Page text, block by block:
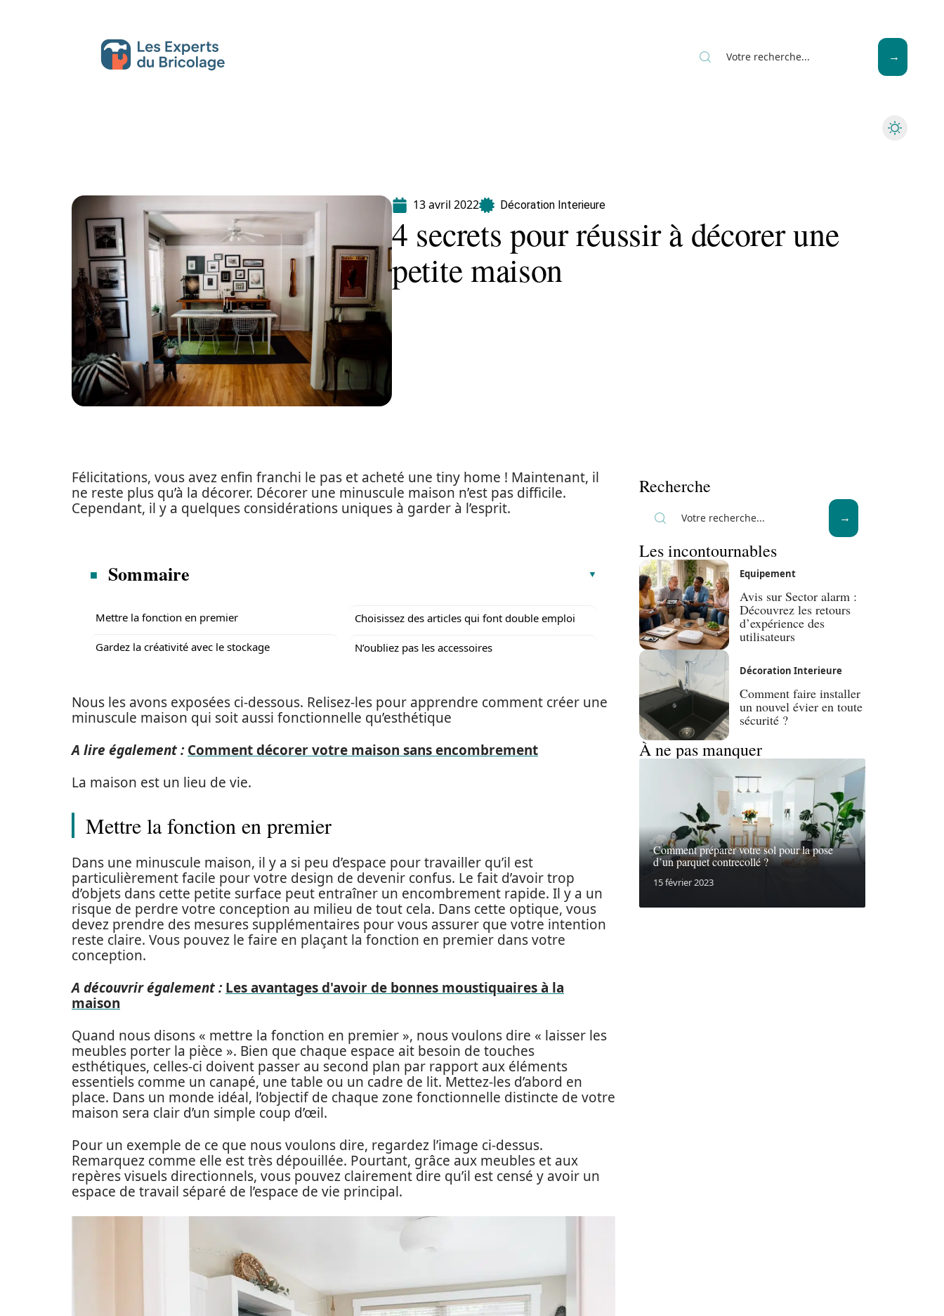
13 avril 2022 Décoration Interieure
4 secrets pour réussir à décorer une
petite maison
Félicitations, vous avez enfin franchi le pas et acheté une tiny home ! Maintenant, il
ne reste plus qu’à la décorer. Décorer une minuscule maison n’est pas difficile.
Cependant, il y a quelques considérations uniques à garder à l’esprit.
Sommaire
Mettre la fonction en premier
Gardez la créativité avec le stockage
Choisissez des articles qui font double emploi
N’oubliez pas les accessoires
Nous les avons exposées ci-dessous. Relisez-les pour apprendre comment créer une
minuscule maison qui soit aussi fonctionnelle qu’esthétique
A lire également : Comment décorer votre maison sans encombrement
La maison est un lieu de vie.
Mettre la fonction en premier
Dans une minuscule maison, il y a si peu d’espace pour travailler qu’il est
particulièrement facile pour votre design de devenir confus. Le fait d’avoir trop
d’objets dans cette petite surface peut entraîner un encombrement rapide. Il y a un
risque de perdre votre conception au milieu de tout cela. Dans cette optique, vous
devez prendre des mesures supplémentaires pour vous assurer que votre intention
reste claire. Vous pouvez le faire en plaçant la fonction en premier dans votre
conception.
A découvrir également : Les avantages d'avoir de bonnes moustiquaires à la
maison
Quand nous disons « mettre la fonction en premier », nous voulons dire « laisser les
meubles porter la pièce ». Bien que chaque espace ait besoin de touches
esthétiques, celles-ci doivent passer au second plan par rapport aux éléments
essentiels comme un canapé, une table ou un cadre de lit. Mettez-les d’abord en
place. Dans un monde idéal, l’objectif de chaque zone fonctionnelle distincte de votre
maison sera clair d’un simple coup d’œil.
Pour un exemple de ce que nous voulons dire, regardez l’image ci-dessus.
Remarquez comme elle est très dépouillée. Pourtant, grâce aux meubles et aux
repères visuels directionnels, vous pouvez clairement dire qu’il est censé y avoir un
espace de travail séparé de l’espace de vie principal.
Recherche
Les incontournables
Equipement
Avis sur Sector alarm :
Découvrez les retours
d’expérience des
utilisateurs
Décoration Interieure
Comment faire installer
un nouvel évier en toute
sécurité ?
À ne pas manquer
Comment préparer votre sol pour la pose
d’un parquet contrecollé ?
15 février 2023